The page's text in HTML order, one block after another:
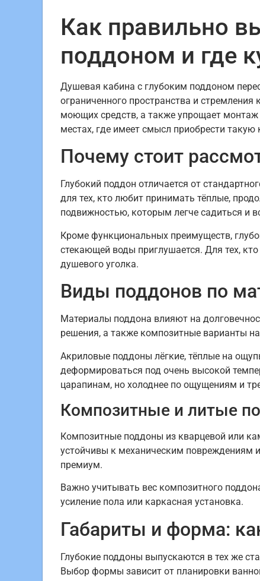
Как правильно
поддоном и где
Душевая кабина с глубоким поддоном
ограниченного пространства и
моющих средств, а также упрощает монтаж
местах, где имеет смысл приобрести
Почему стоит
Глубокий поддон отличается от
для тех, кто любит принимать тёплые,
подвижностью, которым легче садиться и
Кроме функциональных преимуществ,
стекающей воды приглушается. Для тех,
душевого уголка.
Виды поддонов по
Материалы поддона влияют на
решения, а также композитные варианты
Акриловые поддоны лёгкие, тёплые на
деформироваться под очень высокой
царапинам, но холоднее по ощущениям и
Композитные и литые
Композитные поддоны из кварцевой или
устойчивы к механическим повреждениям
премиум.
Важно учитывать вес композитного
усиление пола или каркасная установка.
Габариты и форма:
Глубокие поддоны выпускаются в тех же
Выбор формы зависит от планировки